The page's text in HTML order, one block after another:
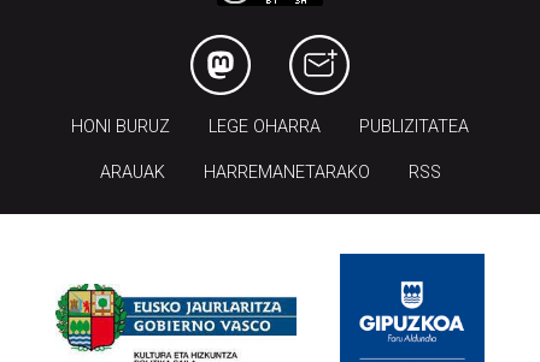
HONI BURUZ LEGE OHARRA PUBLIZITATEA
ARAUAK HARREMANETARAKO RSS